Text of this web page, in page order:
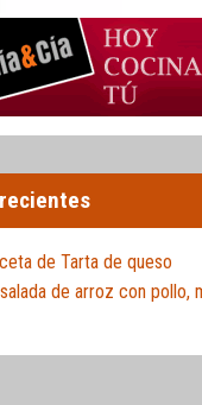
de Tarta de queso
de arroz con pollo,